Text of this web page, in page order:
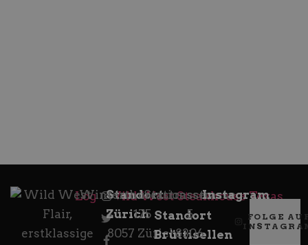
Wild West
Flair,
erstklassige
Standort
Zürich
Winterthurerstrasse
175
8057 Zürich
Standort
Brüttisellen
Stationsstrasse
5
8306
Instagram
FOLGE